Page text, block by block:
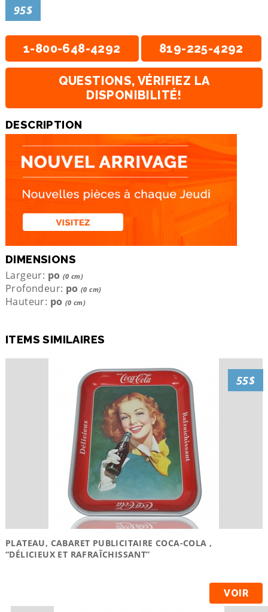
95$
1-800-648-4292 819-225-4292
QUESTIONS, VÉRIFIEZ LA
DISPONIBILITÉ!
DESCRIPTION
DIMENSIONS
Largeur: po (0 cm)
Profondeur: po (0 cm)
Hauteur: po (0 cm)
ITEMS SIMILAIRES
PLATEAU, CABARET PUBLICITAIRE COCA-COLA ,
“DÉLICIEUX ET RAFRAÎCHISSANT”
VOIR
55$